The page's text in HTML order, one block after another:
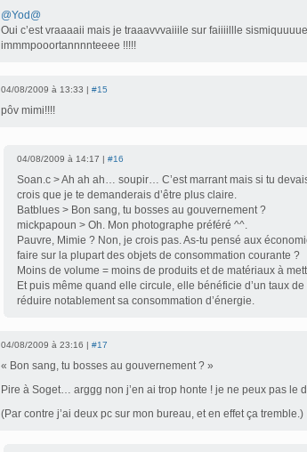
@Yod@
Oui c’est vraaaaii mais je traaavvvaiiile sur faiiiillle
immmpooortannnnteeee !!!!!
04/08/2009 à 13:33 | #15
pôv mimi!!!!
04/08/2009 à 14:17 | #16
Soan.c > Ah ah ah… soupir… C’est marrant mais si tu
crois que je te demanderais d’être plus claire.
Batblues > Bon sang, tu bosses au gouvernement ?
mickpapoun > Oh. Mon photographe préféré ^^.
Pauvre, Mimie ? Non, je crois pas. As-tu pensé aux
faire sur la plupart des objets de consommation courante ?
Moins de volume = moins de produits et de matériaux à
Et puis même quand elle circule, elle bénéficie d’un taux
réduire notablement sa consommation d’énergie.
04/08/2009 à 23:16 | #17
« Bon sang, tu bosses au gouvernement ? »
Pire à Soget… arggg non j’en ai trop honte ! je ne peux pas le
(Par contre j’ai deux pc sur mon bureau, et en effet ça tremble.)